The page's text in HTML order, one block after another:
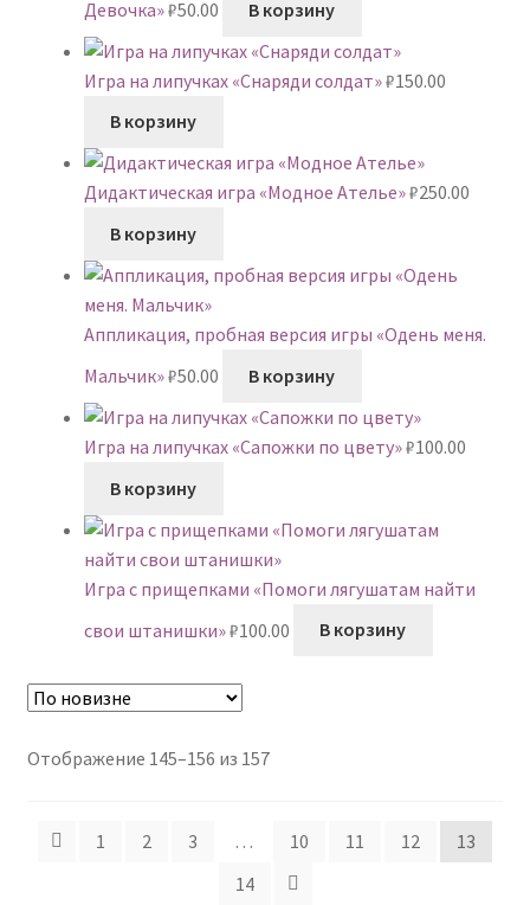
Девочка»₽50.00 В корзину
Игра на липучках «Снаряди солдат»₽150.00
В корзину
Дидактическая игра «Модное Ателье»₽250.00
В корзину
Аппликация, пробная версия игры «Одень меня.
Мальчик»₽50.00 В корзину
Игра на липучках «Сапожки по цвету»₽100.00
В корзину
Игра с прищепками «Помоги лягушатам найти
свои штанишки»₽100.00 В корзину
Отображение 145–156 из 157Сортировка:
1
2 3 … 10 11 12
13
14